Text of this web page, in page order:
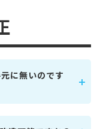
に無いのです